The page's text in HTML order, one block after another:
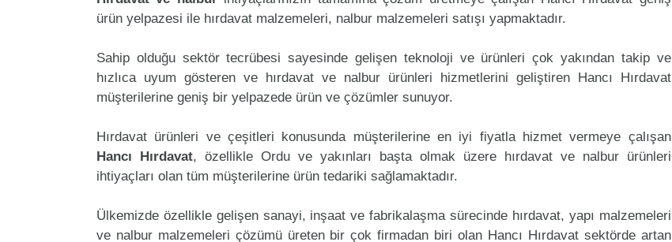
ürün yelpazesi ile hırdavat malzemeleri, nalbur malzemeleri satışı yapmaktadır.
Sahip olduğu sektör tecrübesi sayesinde gelişen teknoloji ve ürünleri çok yakından takip ve
hızlıca uyum gösteren ve hırdavat ve nalbur ürünleri hizmetlerini geliştiren Hancı Hırdavat
müşterilerine geniş bir yelpazede ürün ve çözümler sunuyor.
Hırdavat ürünleri ve çeşitleri konusunda müşterilerine en iyi fiyatla hizmet vermeye çalışan
Hancı Hırdavat, özellikle Ordu ve yakınları başta olmak üzere hırdavat ve nalbur ürünleri
ihtiyaçları olan tüm müşterilerine ürün tedariki sağlamaktadır.
Ülkemizde özellikle gelişen sanayi, inşaat ve fabrikalaşma sürecinde hırdavat, yapı malzemeleri
ve nalbur malzemeleri çözümü üreten bir çok firmadan biri olan Hancı Hırdavat sektörde artan